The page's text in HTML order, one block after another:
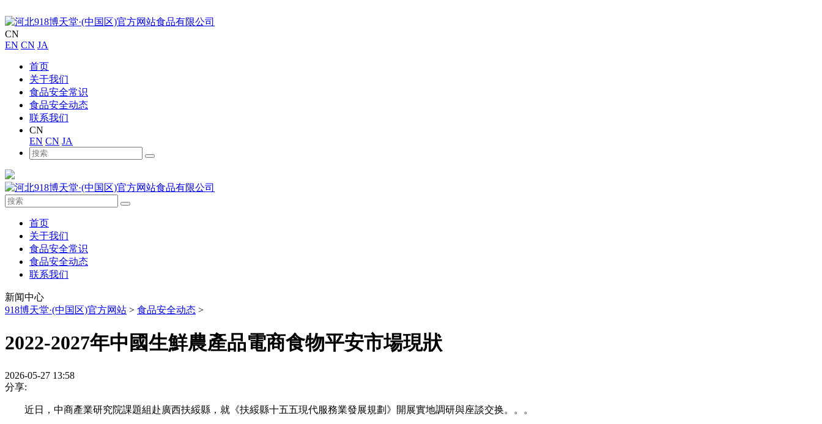
CN
EN CN JA
首页
关于我们
食品安全常识
食品安全动态
联系我们
CN
EN CN JA
首页
关于我们
食品安全常识
食品安全动态
联系我们
新闻中心
918博天堂·(中国区)官方网站 > 食品安全动态 >
2022-2027年中國生鮮農產品電商食物平安市場現狀
2026-05-27 13:58
分享:
近日，中商產業研究院課題組赴廣西扶綏縣，就《扶綏縣十五五現代服務業發展規劃》開展實地調研與座談交换。。。